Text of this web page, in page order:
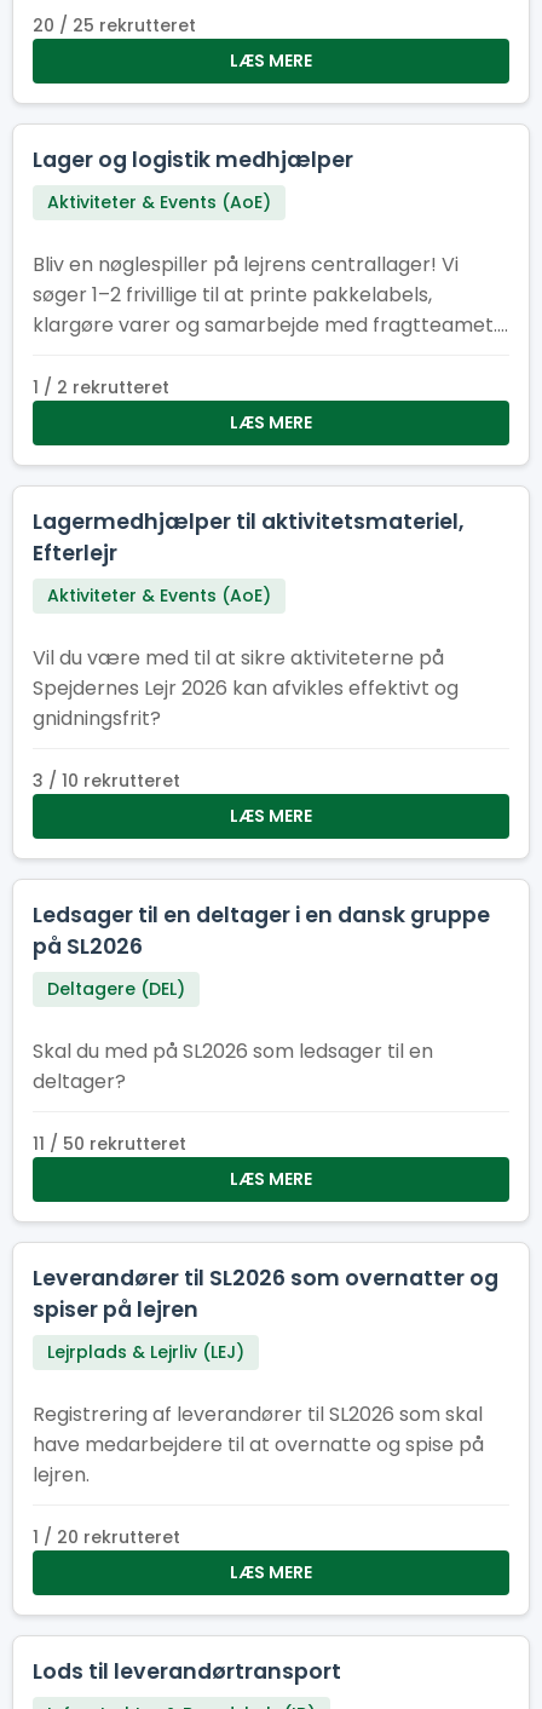
20 / 25 rekrutteret
LÆS MERE
Lager og logistik medhjælper
Aktiviteter & Events (AoE)
Bliv en nøglespiller på lejrens centrallager! Vi
søger 1–2 frivillige til at printe pakkelabels,
klargøre varer og samarbejde med fragtteamet.
B.
1 / 2 rekrutteret
LÆS MERE
Lagermedhjælper til aktivitetsmateriel,
Efterlejr
Aktiviteter & Events (AoE)
Vil du være med til at sikre aktiviteterne på
Spejdernes Lejr 2026 kan afvikles effektivt og
gnidningsfrit?
3 / 10 rekrutteret
LÆS MERE
Ledsager til en deltager i en dansk gruppe
på SL2026
Deltagere (DEL)
Skal du med på SL2026 som ledsager til en
deltager?
11 / 50 rekrutteret
LÆS MERE
Leverandører til SL2026 som overnatter og
spiser på lejren
Lejrplads & Lejrliv (LEJ)
Registrering af leverandører til SL2026 som skal
have medarbejdere til at overnatte og spise på
lejren.
1 / 20 rekrutteret
LÆS MERE
Lods til leverandørtransport